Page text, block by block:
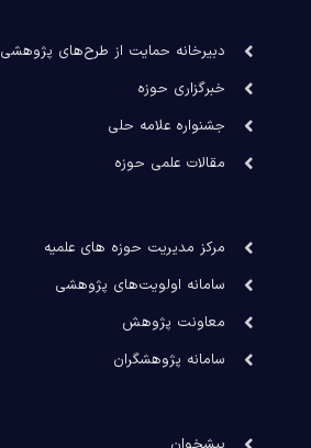
دبیرخانه حمایت از طرح‌های پژوهشی
خبرگزاری حوزه
جشنواره علامه حلی
مقالات علمی حوزه
مرکز مدیریت حوزه های علمیه
سامانه اولویت‌های پژوهشی
معاونت پژوهش
سامانه پژوهشگران